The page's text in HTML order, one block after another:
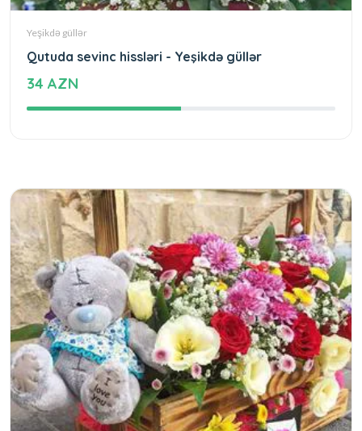
Yeşikdə güllər
Qutuda sevinc hissləri - Yeşikdə güllər
34 AZN